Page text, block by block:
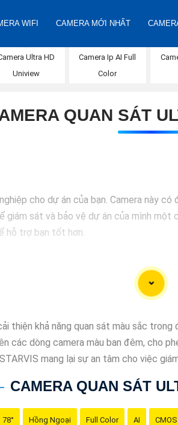
WIFI CAMERA MỚI NHẤT
Ultra HD
Uniview
Camera Ip AI Full
Color
QUAN SÁT
cho dự án của bạn. Camera này
giám sát và bảo vệ dự án của mình
hỗ trợ bạn tốt hơn.
thiện khả năng quan sát màu sắc
các dòng camera màu ban đêm, cho
mang lại sự an tâm cho việc
CAMERA QUAN SÁT
78° Hồng Ngoại Full Color AI CMOS